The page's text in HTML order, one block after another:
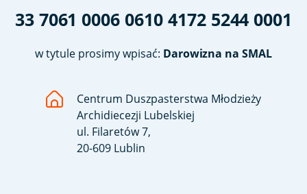
33 7061 0006 0610 4172 5244 0001
w tytule prosimy wpisać: Darowizna na SMAL
Centrum Duszpasterstwa Młodzieży
Archidiecezji Lubelskiej
ul. Filaretów 7,
20-609 Lublin